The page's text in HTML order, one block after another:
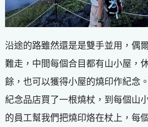
沿途的路雖然還是是雙手並用，偶
難走，中間每個合目都有山小屋，
餘，也可以獲得小屋的燒印作紀念
紀念品店買了一根燒杖，到每個山
的員工幫我們把燒印烙在杖上，每